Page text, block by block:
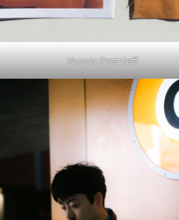
Yannic Pretzlaff